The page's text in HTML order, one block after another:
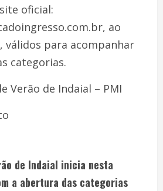
oficial:
ao
válidos para acompanhar
categorias.
Verão de Indaial – PMI
de Indaial inicia nesta
a abertura das categorias